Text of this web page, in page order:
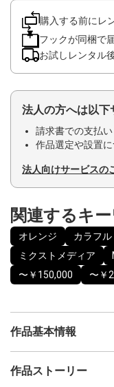
購入する前にレ
フックが同梱で
お試しレンタル
法人の方へは以下
請求書での支払い
作品選定や設置
法人向けサービスの
関連するキ
オレンジ カラフル
ミクストメディア
〜￥150,000
〜￥
作品基本情報
出品者
作品ストーリー